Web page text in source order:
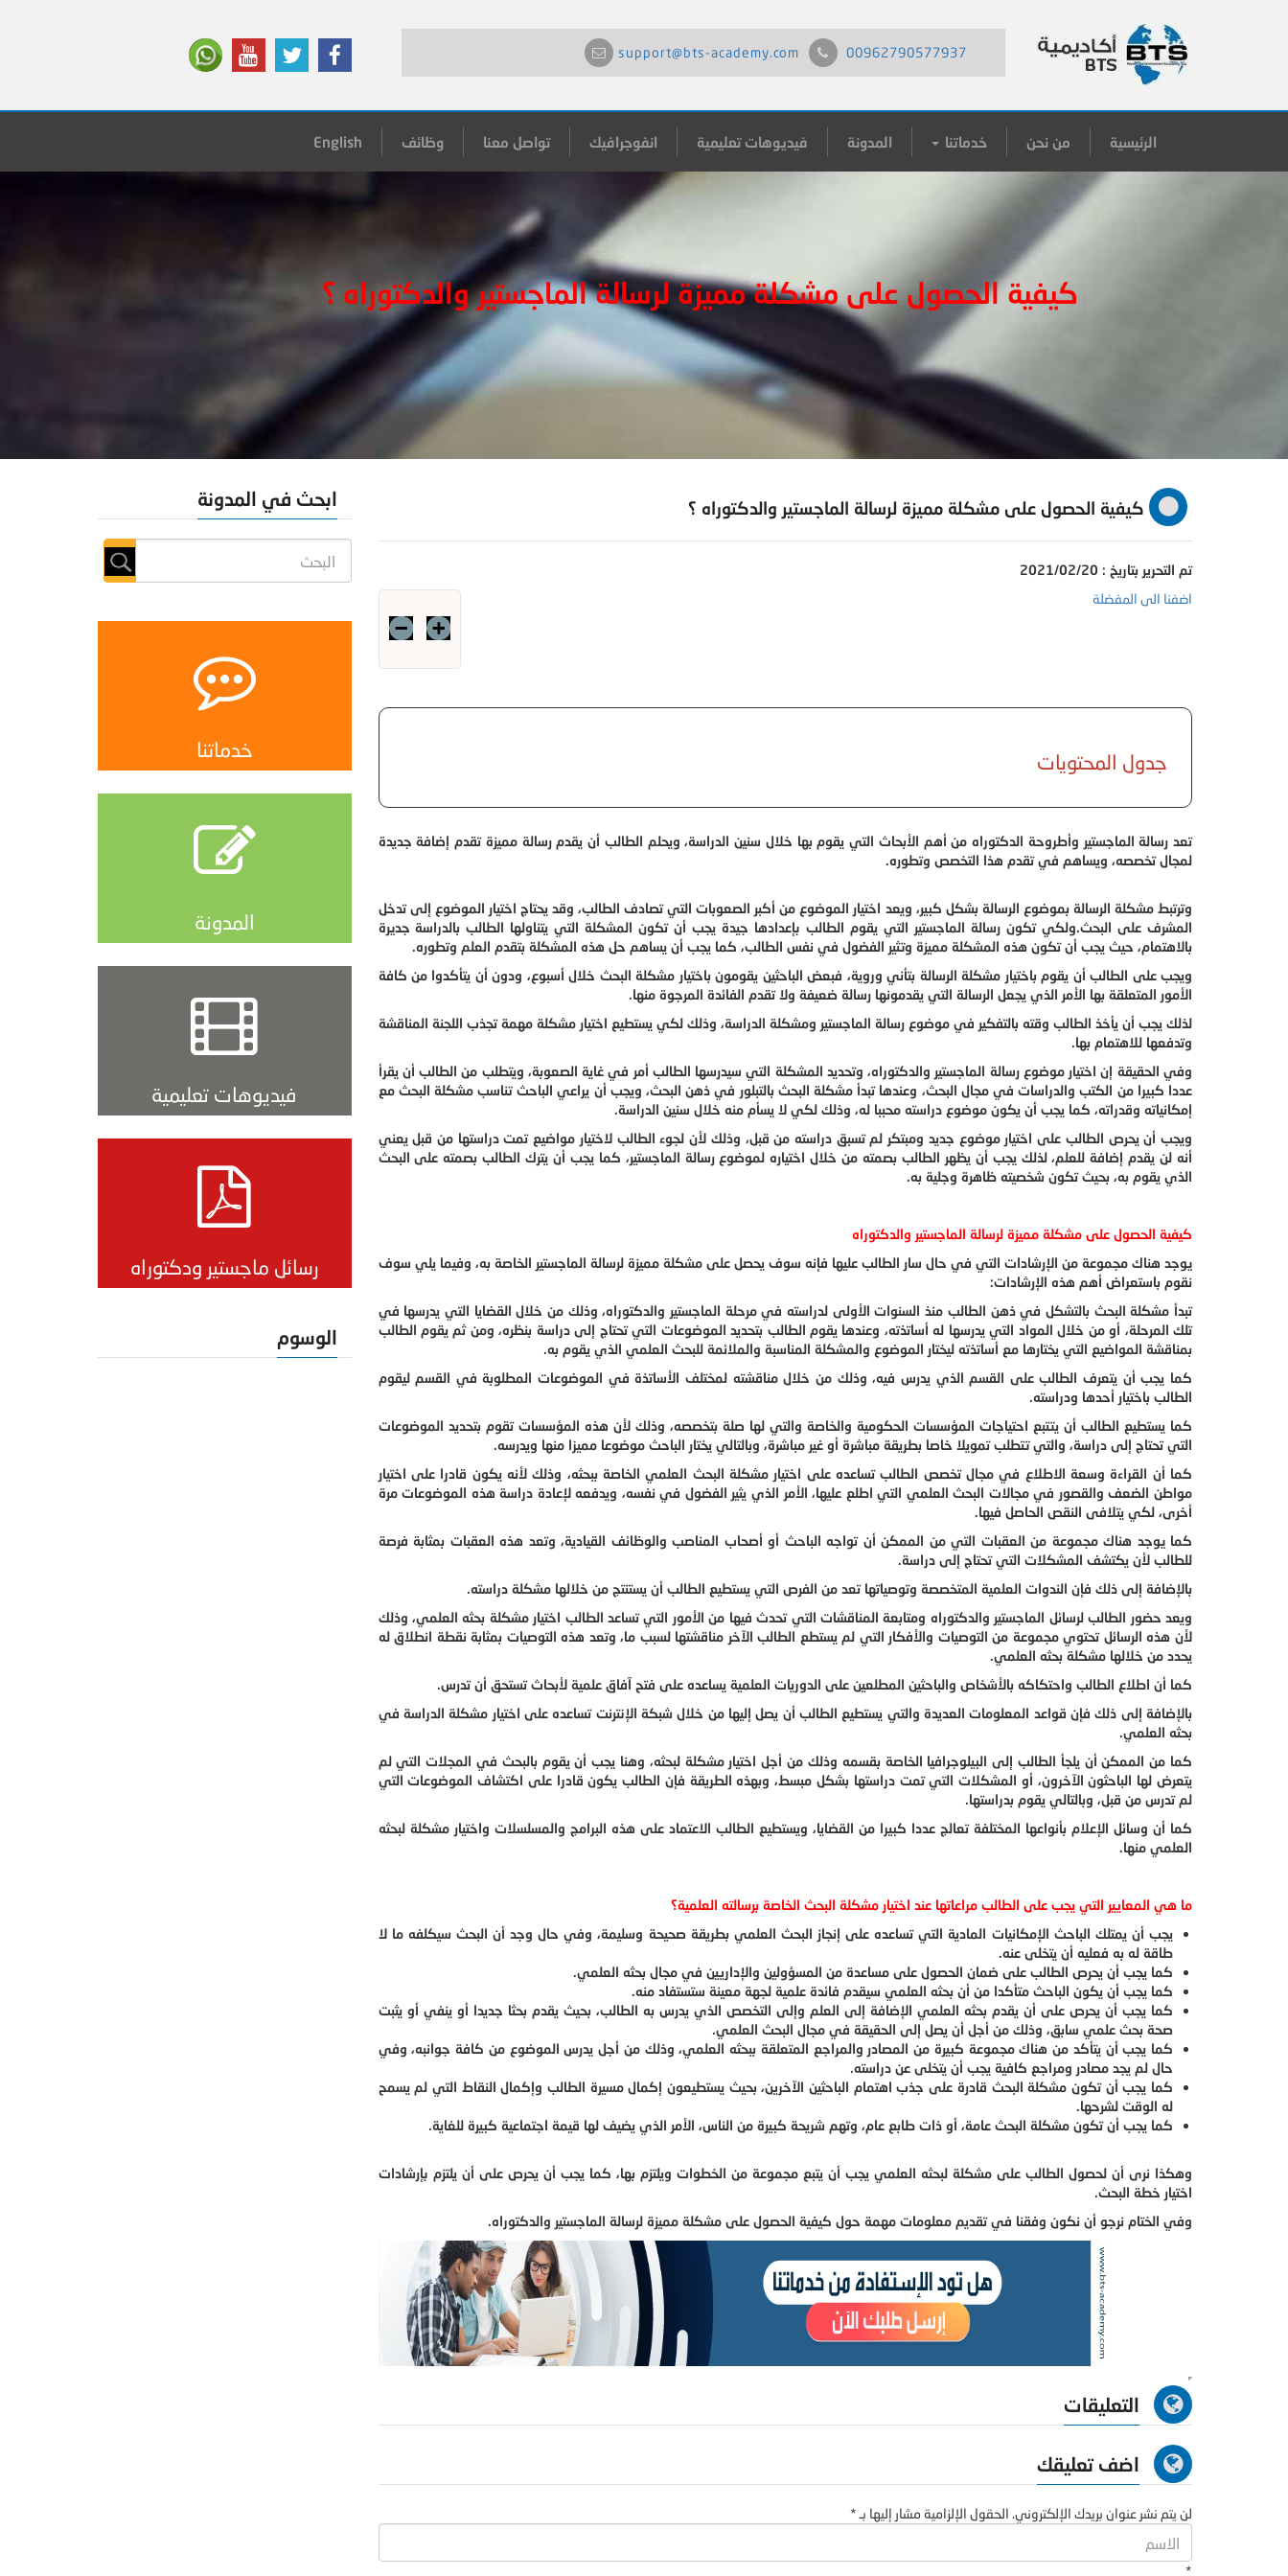
00962790577937
support@bts-academy.com
الرئيسية من نحن خدماتنا المدونة فيديوهات تعليمية انفوجرافيك تواصل معنا وظائف English
كيفية الحصول على مشكلة مميزة لرسالة الماجستير والدكتوراه ؟
كيفية الحصول على مشكلة مميزة لرسالة الماجستير والدكتوراه ؟
تم التحرير بتاريخ : 2021/02/20
اضفنا الى المفضلة
جدول المحتويات
تعد رسالة الماجستير وأطروحة الدكتوراه من أهم الأبحاث التي يقوم بها خلال سنين الدراسة، ويحلم الطالب أن يقدم رسالة مميزة تقدم إضافة جديدة
لمجال تخصصه، ويساهم في تقدم هذا التخصص وتطوره.
وترتبط مشكلة الرسالة بموضوع الرسالة بشكل كبير، ويعد اختيار الموضوع من أكبر الصعوبات التي تصادف الطالب، وقد يحتاج اختيار الموضوع إلى تدخل
المشرف على البحث.ولكي تكون رسالة الماجستير التي يقوم الطالب بإعدادها جيدة يجب أن تكون المشكلة التي يتناولها الطالب بالدراسة جديرة
بالاهتمام، حيث يجب أن تكون هذه المشكلة مميزة وتثير الفضول في نفس الطالب، كما يجب أن يساهم حل هذه المشكلة بتقدم العلم وتطوره.
ويجب على الطالب أن يقوم باختيار مشكلة الرسالة بتأني وروية، فبعض الباحثين يقومون باختيار مشكلة البحث خلال أسبوع، ودون أن يتأكدوا من كافة
الأمور المتعلقة بها الأمر الذي يجعل الرسالة التي يقدمونها رسالة ضعيفة ولا تقدم الفائدة المرجوة منها.
لذلك يجب أن يأخذ الطالب وقته بالتفكير في موضوع رسالة الماجستير ومشكلة الدراسة، وذلك لكي يستطيع اختيار مشكلة مهمة تجذب اللجنة المناقشة
وتدفعها للاهتمام بها.
وفي الحقيقة إن اختيار موضوع رسالة الماجستير والدكتوراه، وتحديد المشكلة التي سيدرسها الطالب أمر في غاية الصعوبة، ويتطلب من الطالب أن يقرأ
عددا كبيرا من الكتب والدراسات في مجال البحث، وعندها تبدأ مشكلة البحث بالتبلور في ذهن البحث، ويجب أن يراعي الباحث تناسب مشكلة البحث مع
إمكانياته وقدراته، كما يجب أن يكون موضوع دراسته محببا له، وذلك لكي لا يسأم منه خلال سنين الدراسة.
ويجب أن يحرص الطالب على اختيار موضوع جديد ومبتكر لم تسبق دراسته من قبل، وذلك لأن لجوء الطالب لاختيار مواضيع تمت دراستها من قبل يعني
أنه لن يقدم إضافة للعلم، لذلك يجب أن يظهر الطالب بصمته من خلال اختياره لموضوع رسالة الماجستير، كما يجب أن يترك الطالب بصمته على البحث
الذي يقوم به، بحيث تكون شخصيته ظاهرة وجلية به.
كيفية الحصول على مشكلة مميزة لرسالة الماجستير والدكتوراه
يوجد هناك مجموعة من الإرشادات التي في حال سار الطالب عليها فإنه سوف يحصل على مشكلة مميزة لرسالة الماجستير الخاصة به، وفيما يلي سوف
نقوم باستعراض أهم هذه الإرشادات:
تبدأ مشكلة البحث بالتشكل في ذهن الطالب منذ السنوات الأولى لدراسته في مرحلة الماجستير والدكتوراه، وذلك من خلال القضايا التي يدرسها في
تلك المرحلة، أو من خلال المواد التي يدرسها له أساتذته، وعندها يقوم الطالب بتحديد الموضوعات التي تحتاج إلى دراسة بنظره، ومن ثم يقوم الطالب
بمناقشة المواضيع التي يختارها مع أساتذته ليختار الموضوع والمشكلة المناسبة والملائمة للبحث العلمي الذي يقوم به.
كما يجب أن يتعرف الطالب على القسم الذي يدرس فيه، وذلك من خلال مناقشته لمختلف الأساتذة في الموضوعات المطلوبة في القسم ليقوم
الطالب باختيار أحدها ودراسته.
كما يستطيع الطالب أن يتتبع احتياجات المؤسسات الحكومية والخاصة والتي لها صلة بتخصصه، وذلك لأن هذه المؤسسات تقوم بتحديد الموضوعات
التي تحتاج إلى دراسة، والتي تتطلب تمويلا خاصا بطريقة مباشرة أو غير مباشرة، وبالتالي يختار الباحث موضوعا مميزا منها ويدرسه.
كما أن القراءة وسعة الاطلاع في مجال تخصص الطالب تساعده على اختيار مشكلة البحث العلمي الخاصة ببحثه، وذلك لأنه يكون قادرا على اختيار
مواطن الضعف والقصور في مجالات البحث العلمي التي اطلع عليها، الأمر الذي يثير الفضول في نفسه، ويدفعه لإعادة دراسة هذه الموضوعات مرة
أخرى، لكي يتلافى النقص الحاصل فيها.
كما يوجد هناك مجموعة من العقبات التي من الممكن أن تواجه الباحث أو أصحاب المناصب والوظائف القيادية، وتعد هذه العقبات بمثابة فرصة
للطالب لأن يكتشف المشكلات التي تحتاج إلى دراسة.
بالإضافة إلى ذلك فإن الندوات العلمية المتخصصة وتوصياتها تعد من الفرص التي يستطيع الطالب أن يستنتج من خلالها مشكلة دراسته.
ويعد حضور الطالب لرسائل الماجستير والدكتوراه ومتابعة المناقشات التي تحدث فيها من الأمور التي تساعد الطالب اختيار مشكلة بحثه العلمي، وذلك
لأن هذه الرسائل تحتوي مجموعة من التوصيات والأفكار التي لم يستطع الطالب الآخر مناقشتها لسبب ما، وتعد هذه التوصيات بمثابة نقطة انطلاق له
يحدد من خلالها مشكلة بحثه العلمي.
كما أن اطلاع الطالب واحتكاكه بالأشخاص والباحثين المطلعين على الدوريات العلمية يساعده على فتح آفاق علمية لأبحاث تستحق أن تدرس.
بالإضافة إلى ذلك فإن قواعد المعلومات العديدة والتي يستطيع الطالب أن يصل إليها من خلال شبكة الإنترنت تساعده على اختيار مشكلة الدراسة في
بحثه العلمي.
كما من الممكن أن يلجأ الطالب إلى البيلوجرافيا الخاصة بقسمه وذلك من أجل اختيار مشكلة لبحثه، وهنا يجب أن يقوم بالبحث في المجلات التي لم
يتعرض لها الباحثون الآخرون، أو المشكلات التي تمت دراستها بشكل مبسط، وبهذه الطريقة فإن الطالب يكون قادرا على اكتشاف الموضوعات التي
لم تدرس من قبل، وبالتالي يقوم بدراستها.
كما أن وسائل الإعلام بأنواعها المختلفة تعالج عددا كبيرا من القضايا، ويستطيع الطالب الاعتماد على هذه البرامج والمسلسلات واختيار مشكلة لبحثه
العلمي منها.
ما هي المعايير التي يجب على الطالب مراعاتها عند اختيار مشكلة البحث الخاصة برسالته العلمية؟
يجب أن يمتلك الباحث الإمكانيات المادية التي تساعده على إنجاز البحث العلمي بطريقة صحيحة وسليمة، وفي حال وجد أن البحث سيكلفه ما لا
طاقة له به فعليه أن يتخلى عنه.
كما يجب أن يحرص الطالب على ضمان الحصول على مساعدة من المسؤولين والإداريين في مجال بحثه العلمي.
كما يجب أن يكون الباحث متأكدا من أن بحثه العلمي سيقدم فائدة علمية لجهة معينة ستستفاد منه.
كما يجب أن يحرص على أن يقدم بحثه العلمي الإضافة إلى العلم وإلى التخصص الذي يدرس به الطالب، بحيث يقدم بحثا جديدا أو ينفي أو يثبت
صحة بحث علمي سابق، وذلك من أجل أن يصل إلى الحقيقة في مجال البحث العلمي.
كما يجب أن يتأكد من هناك مجموعة كبيرة من المصادر والمراجع المتعلقة ببحثه العلمي، وذلك من أجل يدرس الموضوع من كافة جوانبه، وفي
حال لم يجد مصادر ومراجع كافية يجب أن يتخلى عن دراسته.
كما يجب أن تكون مشكلة البحث قادرة على جذب اهتمام الباحثين الآخرين، بحيث يستطيعون إكمال مسيرة الطالب وإكمال النقاط التي لم يسمح
له الوقت لشرحها.
كما يجب أن تكون مشكلة البحث عامة، أو ذات طابع عام، وتهم شريحة كبيرة من الناس، الأمر الذي يضيف لها قيمة اجتماعية كبيرة للغاية.
وهكذا نرى أن لحصول الطالب على مشكلة لبحثه العلمي يجب أن يتبع مجموعة من الخطوات ويلتزم بها، كما يجب أن يحرص على أن يلتزم بإرشادات
اختيار خطة البحث.
وفي الختام نرجو أن نكون وفقنا في تقديم معلومات مهمة حول كيفية الحصول على مشكلة مميزة لرسالة الماجستير والدكتوراه.
التعليقات
اضف تعليقك
لن يتم نشر عنوان بريدك الإلكتروني. الحقول الإلزامية مشار إليها بـ *
*
ابحث في المدونة
خدماتنا
المدونة
فيديوهات تعليمية
رسائل ماجستير ودكتوراه
الوسوم